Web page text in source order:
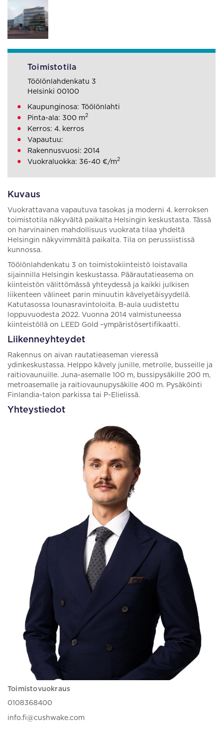
Kuvaus
Vuokrattavana vapautuva tasokas ja moderni 4. kerroksen
toimistotila näkyvältä paikalta Helsingin keskustasta. Tässä
on harvinainen mahdollisuus vuokrata tilaa yhdeltä
Helsingin näkyvimmältä paikalta. Tila on perussiistissä
kunnossa.
Töölönlahdenkatu 3 on toimistokiinteistö loistavalla
sijainnilla Helsingin keskustassa. Päärautatieasema on
kiinteistön välittömässä yhteydessä ja kaikki julkisen
liikenteen välineet parin minuutin kävelyetäisyydellä.
Katutasossa lounasravintoloita. B-aula uudistettu
loppuvuodesta 2022. Vuonna 2014 valmistuneessa
kiinteistöllä on LEED Gold –ympäristösertifikaatti.
Liikenneyhteydet
Rakennus on aivan rautatieaseman vieressä
ydinkeskustassa. Helppo kävely junille, metrolle, busseille ja
raitiovaunuille. Juna-asemalle 100 m, bussipysäkille 200 m,
metroasemalle ja raitiovaunupysäkille 400 m. Pysäköinti
Finlandia-talon parkissa tai P-Elielissä.
Yhteystiedot
Toimistovuokraus
0108368400
info.fi@cushwake.com
Toimistotila
Töölönlahdenkatu 3
Helsinki 00100
Kaupunginosa: Töölönlahti
Pinta-ala: 300 m2
Kerros: 4. kerros
Vapautuu:
Rakennusvuosi: 2014
Vuokraluokka: 36-40 €/m2